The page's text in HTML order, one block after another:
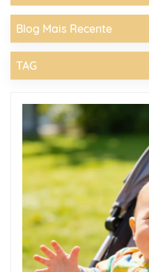
Blog Mais Recente
TAG